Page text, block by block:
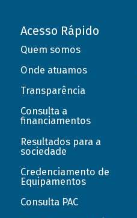
Acesso Rápido
Quem somos
Onde atuamos
Transparência
Consulta a
financiamentos
Resultados para a
sociedade
Credenciamento de
Equipamentos
Consulta PAC